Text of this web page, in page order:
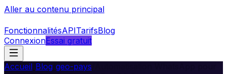
Aller au contenu principal
FonctionnalitésAPITarifsBlog
ConnexionEssai gratuit
Accueil Blog geo-pays